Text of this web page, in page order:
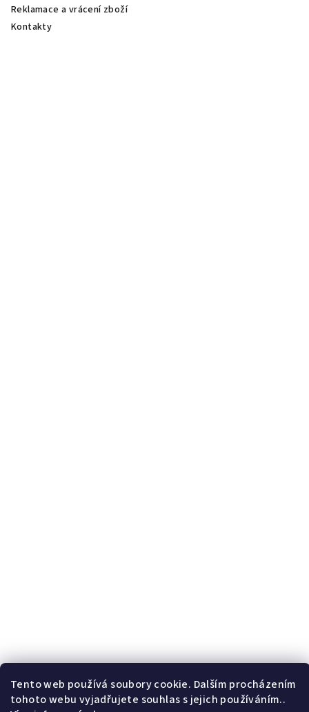
Tento web používá soubory cookie. Dalším procházením
tohoto webu vyjadřujete souhlas s jejich používáním..
Reklamace a vrácení zboží
Kontakty